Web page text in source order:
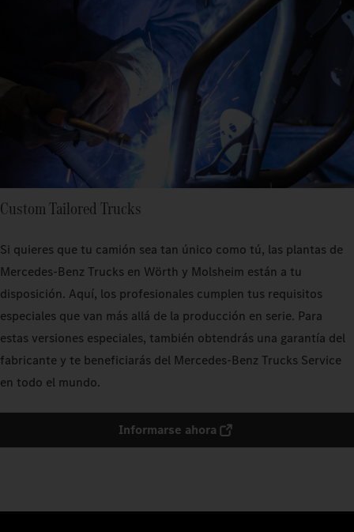
Custom Tailored Trucks
Si quieres que tu camión sea tan único como tú, las plantas de
Mercedes‑Benz Trucks en Wörth y Molsheim están a tu
disposición. Aquí, los profesionales cumplen tus requisitos
especiales que van más allá de la producción en serie. Para
estas versiones especiales, también obtendrás una garantía del
fabricante y te beneficiarás del Mercedes‑Benz Trucks Service
en todo el mundo.
Informarse ahora